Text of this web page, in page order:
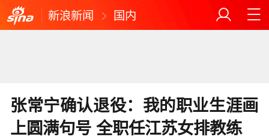
新浪新闻 国内
张常宁确认退役：我的职业生涯画
上圆满句号 全职任江苏女排教练